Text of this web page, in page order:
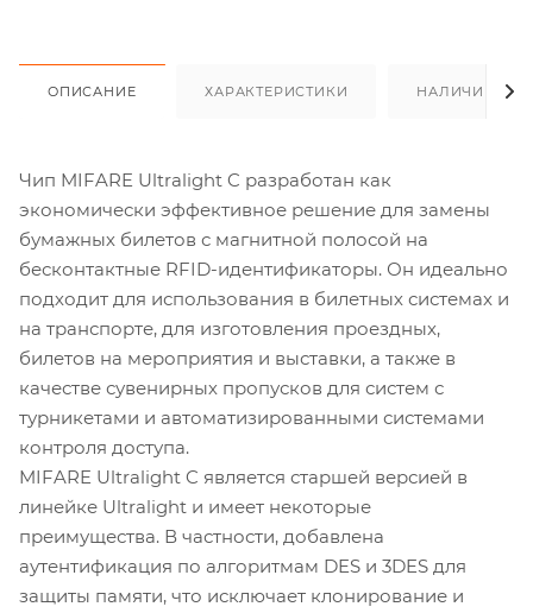
ОПИСАНИЕ ХАРАКТЕРИСТИКИ НАЛИЧИЕ
Чип MIFARE Ultralight C разработан как
экономически эффективное решение для замены
бумажных билетов с магнитной полосой на
бесконтактные RFID-идентификаторы. Он идеально
подходит для использования в билетных системах и
на транспорте, для изготовления проездных,
билетов на мероприятия и выставки, а также в
качестве сувенирных пропусков для систем с
турникетами и автоматизированными системами
контроля доступа.
MIFARE Ultralight C является старшей версией в
линейке Ultralight и имеет некоторые
преимущества. В частности, добавлена
аутентификация по алгоритмам DES и 3DES для
защиты памяти, что исключает клонирование и